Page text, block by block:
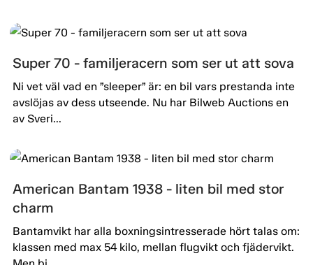
Super 70 - familjeracern som ser ut att sova
Ni vet väl vad en ”sleeper” är: en bil vars prestanda inte
avslöjas av dess utseende. Nu har Bilweb Auctions en
av Sveri...
American Bantam 1938 - liten bil med stor
charm
Bantamvikt har alla boxningsintresserade hört talas om:
klassen med max 54 kilo, mellan flugvikt och fjädervikt.